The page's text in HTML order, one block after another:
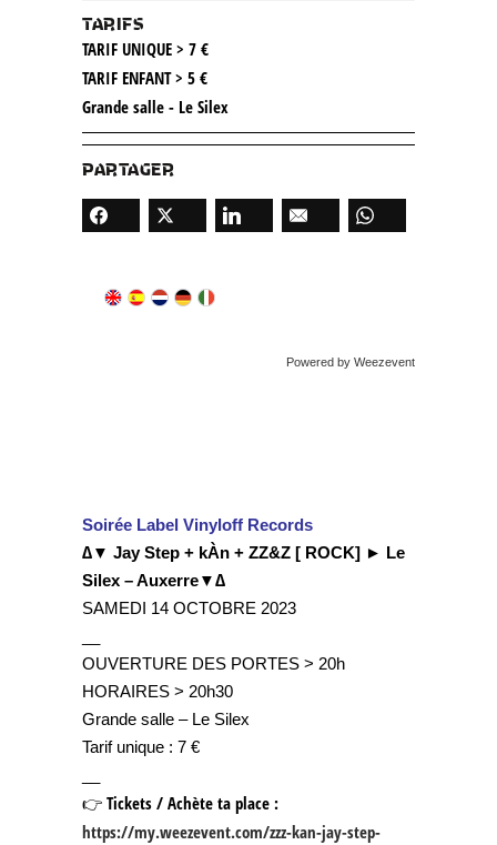
TARIFS
TARIF UNIQUE > 7 €
TARIF ENFANT > 5 €
Grande salle - Le Silex
PARTAGER
Powered by Weezevent
Soirée Label Vinyloff Records
∆▼ Jay Step + kÀn + ZZ&Z [ ROCK] ► Le
Silex – Auxerre▼∆
SAMEDI 14 OCTOBRE 2023
OUVERTURE DES PORTES > 20h
HORAIRES > 20h30
Grande salle – Le Silex
Tarif unique : 7 €
👉 Tickets / Achète ta place :
https://my.weezevent.com/zzz-kan-jay-step-